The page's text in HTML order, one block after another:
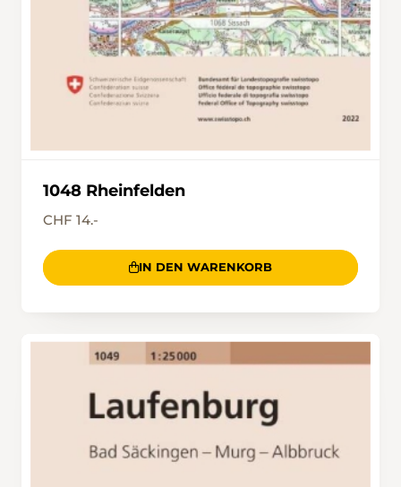
1048 Rheinfelden
CHF 14.-
IN DEN WARENKORB